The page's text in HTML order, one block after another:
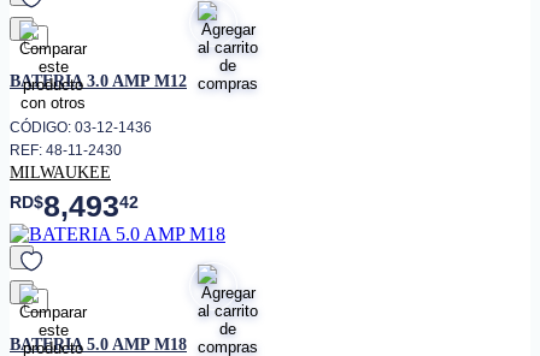
favorito
BATERIA 3.0 AMP M12
CÓDIGO: 03-12-1436
REF: 48-11-2430
MILWAUKEE
RD$8,49342
favorito
BATERIA 5.0 AMP M18